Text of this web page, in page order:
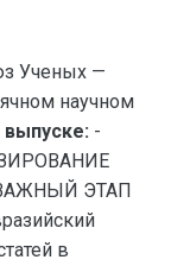
Ученых —
научном
-
ЭТАП
в